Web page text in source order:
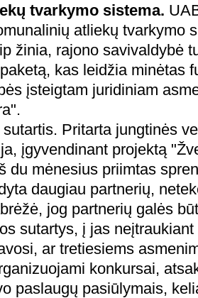
tvarkymo sistema.
atliekų tvarkymo
žinia, rajono savivaldybė
kas leidžia minėtas
įsteigtam juridiniam
Pritarta jungtinės
įgyvendinant projektą
du mėnesius priimtas
daugiau partnerių,
jog partnerių galės
sutartys, į jas
ar tretiesiems
konkursai,
paslaugų pasiūlymais,